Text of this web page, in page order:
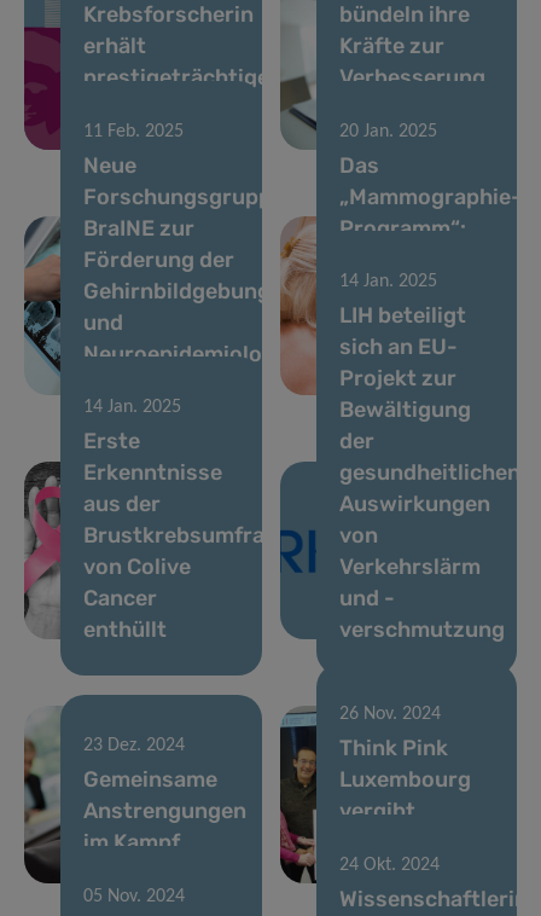
Krebsforscherin
erhält
prestigeträchtiges
Stipendium
bündeln ihre
Kräfte zur
Verbesserung
Krebsbehandlung
11 Feb. 2025
Neue
Forschungsgruppe
BraINE zur
Förderung der
Gehirnbildgebung
und
Neuroepidemiologie
20 Jan. 2025
Das
„Mammographie-
Programm“:
Instrument für
Früherkennung
und bessere
Prognose
14 Jan. 2025
Erste
Erkenntnisse
aus der
Brustkrebsumfrage
von Colive
Cancer
enthüllt
14 Jan. 2025
LIH beteiligt
sich an EU-
Projekt zur
Bewältigung
der
gesundheitlichen
Auswirkungen
von
Verkehrslärm
und -
verschmutzung
23 Dez. 2024
Gemeinsame
Anstrengungen
im Kampf
26 Nov. 2024
Think Pink
Luxembourg
vergibt
Krebsforschung
05 Nov. 2024
24 Okt. 2024
Wissenschaftlerin